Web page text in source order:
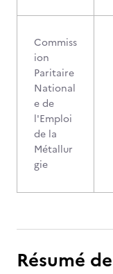
Commiss
ion
Paritaire
National
e de
l'Emploi
de la
Métallur
gie
Résumé